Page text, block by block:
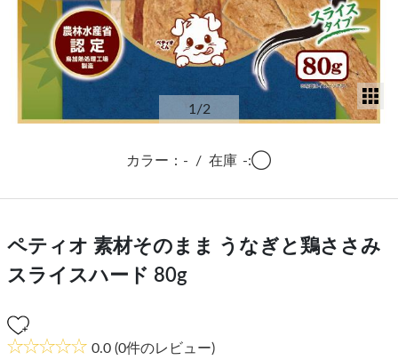
1/2
カラー：- / 在庫 -:◯
ペティオ 素材そのまま うなぎと鶏ささみ
スライスハード 80g
0.0 (0件のレビュー)